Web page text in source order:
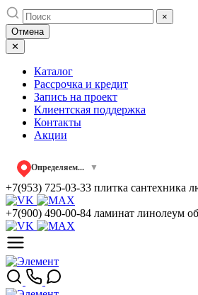
Skip
to
content
×
Отмена
✕
Каталог
Рассрочка и кредит
Запись на проект
Клиентская поддержка
Контакты
Акции
Определяем... ▼
+7(953) 725-03-33 плитка сантехника
+7(900) 490-00-84 ламинат линолеум